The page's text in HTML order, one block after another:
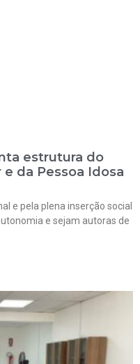
estrutura do
da Pessoa Idosa
e pela plena inserção social
e sejam autoras de